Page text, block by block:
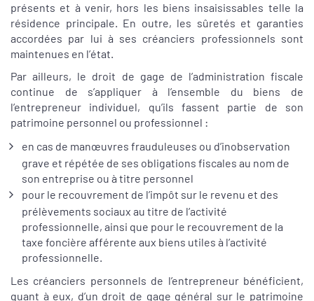
présents et à venir, hors les biens insaisissables telle la
résidence principale. En outre, les sûretés et garanties
accordées par lui à ses créanciers professionnels sont
maintenues en l’état.
Par ailleurs, le droit de gage de l’administration fiscale
continue de s’appliquer à l’ensemble du biens de
l’entrepreneur individuel, qu’ils fassent partie de son
patrimoine personnel ou professionnel :
en cas de manœuvres frauduleuses ou d’inobservation
grave et répétée de ses obligations fiscales au nom de
son entreprise ou à titre personnel
pour le recouvrement de l’impôt sur le revenu et des
prélèvements sociaux au titre de l’activité
professionnelle, ainsi que pour le recouvrement de la
taxe foncière afférente aux biens utiles à l’activité
professionnelle.
Les créanciers personnels de l’entrepreneur bénéficient,
quant à eux, d’un droit de gage général sur le patrimoine